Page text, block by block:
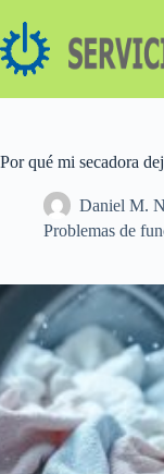
al
contenido
Por qué mi secadora
Daniel M.
Problemas de